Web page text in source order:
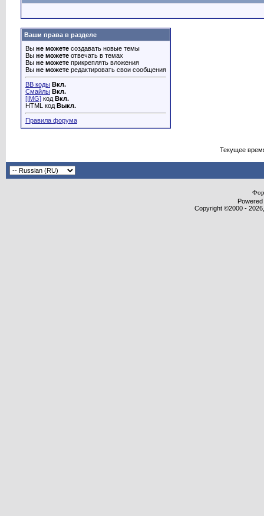
Ваши права в разделе
Вы не можете создавать новые темы
Вы не можете отвечать в темах
Вы не можете прикреплять вложения
Вы не можете редактировать свои сообщения
BB коды Вкл.
Смайлы Вкл.
[IMG] код Вкл.
HTML код Выкл.
Правила форума
Текущее
Copyright ©2000 -